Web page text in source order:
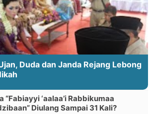
Duda dan Janda Rejang Lebong
“Fabiayyi ‘aalaa’i Rabbikumaa
Diulang Sampai 31 Kali?